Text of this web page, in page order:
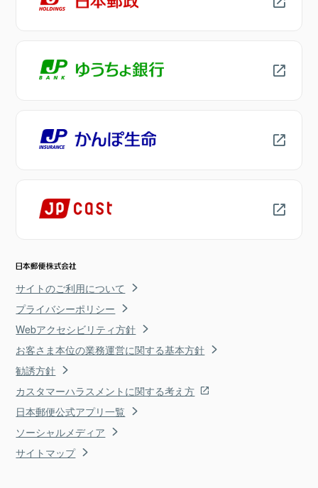
サイトのご利用について
プライバシーポリシー
Webアクセシビリティ方針
お客さま本位の業務運営に関する基本方針
勧誘方針
カスタマーハラスメントに関する考え方
日本郵便公式アプリ一覧
ソーシャルメディア
サイトマップ